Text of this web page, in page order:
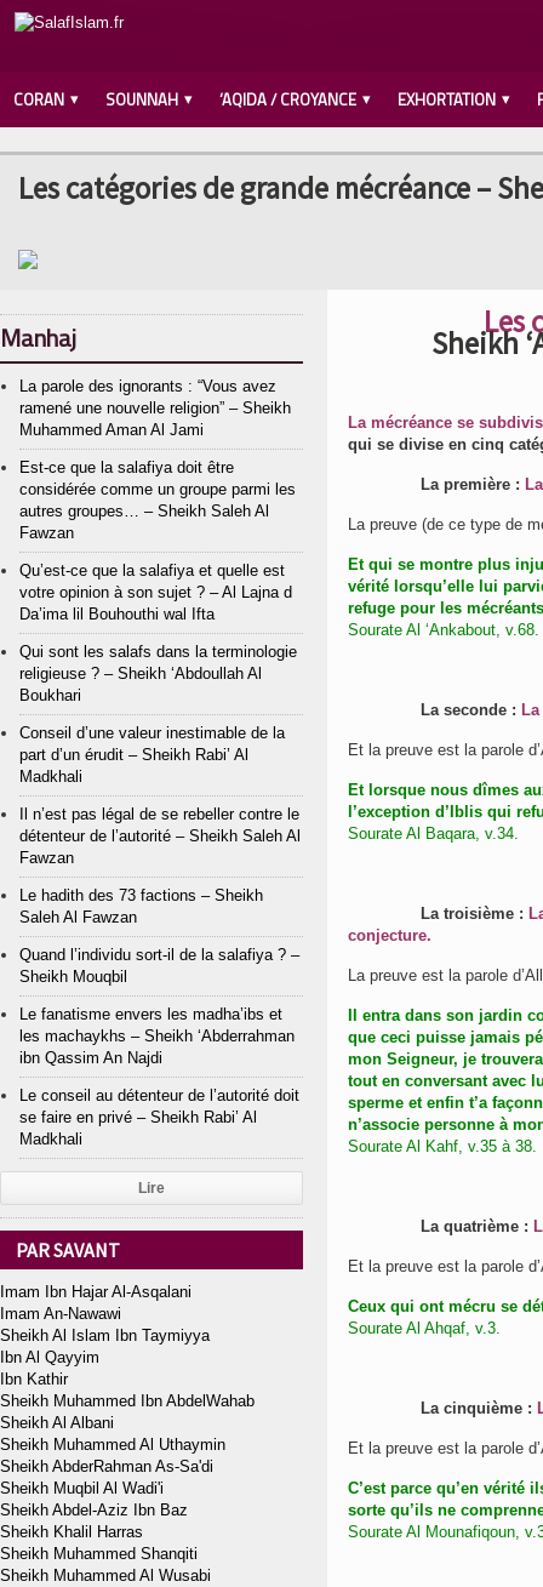
CORAN SOUNNAH ‘AQIDA / CROYANCE EXHORTATION
Les catégories de grande mécréance –
Les
Sheikh
La mécréance se
qui se divise en cinq
La première :
Et qui se montre plus
vérité lorsqu’elle lui
refuge pour les
Sourate Al ‘Ankabout, v.68.
La seconde :
Et lorsque nous dîmes
l’exception d’Iblis qui
Sourate Al Baqara, v.34.
La troisième :
conjecture.
Il entra dans son jardin
que ceci puisse jamais
mon Seigneur, je
tout en conversant avec
sperme et enfin t’a
n’associe personne à
Sourate Al Kahf, v.35 à 38.
La quatrième :
Ceux qui ont mécru se
Sourate Al Ahqaf, v.3.
La cinquième :
C’est parce qu’en
sorte qu’ils ne
Sourate Al Mounafiqoun,
Manhaj
La parole des ignorants : “Vous avez
ramené une nouvelle religion” – Sheikh
Muhammed Aman Al Jami
Est-ce que la salafiya doit être
considérée comme un groupe parmi les
autres groupes… – Sheikh Saleh Al
Fawzan
Qu’est-ce que la salafiya et quelle est
votre opinion à son sujet ? – Al Lajna d
Da’ima lil Bouhouthi wal Ifta
Qui sont les salafs dans la terminologie
religieuse ? – Sheikh ‘Abdoullah Al
Boukhari
Conseil d’une valeur inestimable de la
part d’un érudit – Sheikh Rabi’ Al
Madkhali
Il n’est pas légal de se rebeller contre le
détenteur de l’autorité – Sheikh Saleh Al
Fawzan
Le hadith des 73 factions – Sheikh
Saleh Al Fawzan
Quand l’individu sort-il de la salafiya ? –
Sheikh Mouqbil
Le fanatisme envers les madha’ibs et
les machaykhs – Sheikh ‘Abderrahman
ibn Qassim An Najdi
Le conseil au détenteur de l’autorité doit
se faire en privé – Sheikh Rabi’ Al
Madkhali
Lire
PAR SAVANT
Imam Ibn Hajar Al-Asqalani
Imam An-Nawawi
Sheikh Al Islam Ibn Taymiyya
Ibn Al Qayyim
Ibn Kathir
Sheikh Muhammed Ibn AbdelWahab
Sheikh Al Albani
Sheikh Muhammed Al Uthaymin
Sheikh AbderRahman As-Sa'di
Sheikh Muqbil Al Wadi'i
Sheikh Abdel-Aziz Ibn Baz
Sheikh Khalil Harras
Sheikh Muhammed Shanqiti
Sheikh Muhammed Al Wusabi